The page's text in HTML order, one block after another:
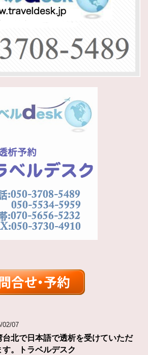
02/07
台北で日本語で透析を受けていただ
す。トラベルデスク